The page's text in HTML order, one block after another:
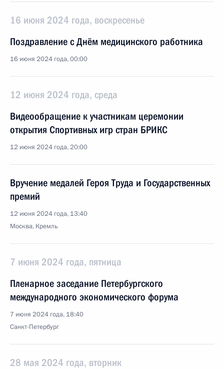
16 июня 2024 года, воскресенье
Поздравление с Днём медицинского работника
16 июня 2024 года, 00:00
12 июня 2024 года, среда
Видеообращение к участникам церемонии
открытия Спортивных игр стран БРИКС
12 июня 2024 года, 20:00
Вручение медалей Героя Труда и Государственных
премий
12 июня 2024 года, 13:40
Москва, Кремль
7 июня 2024 года, пятница
Пленарное заседание Петербургского
международного экономического форума
7 июня 2024 года, 18:40
Санкт-Петербург
28 мая 2024 года, вторник